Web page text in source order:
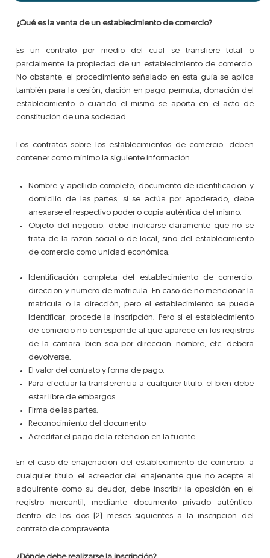
¿Qué es la venta de un establecimiento de comercio?
Es un contrato por medio del cual se transfiere total o
parcialmente la propiedad de un establecimiento de comercio.
No obstante, el procedimiento señalado en esta guía se aplica
también para la cesión, dación en pago, permuta, donación del
establecimiento o cuando el mismo se aporta en el acto de
constitución de una sociedad.
Los contratos sobre los establecimientos de comercio, deben
contener como mínimo la siguiente información:
Nombre y apellido completo, documento de identificación y
domicilio de las partes, si se actúa por apoderado, debe
anexarse el respectivo poder o copia auténtica del mismo.
Objeto del negocio, debe indicarse claramente que no se
trata de la razón social o de local, sino del establecimiento
de comercio como unidad económica.
Identificación completa del establecimiento de comercio,
dirección y número de matrícula. En caso de no mencionar la
matrícula o la dirección, pero el establecimiento se puede
identificar, procede la inscripción. Pero si el establecimiento
de comercio no corresponde al que aparece en los registros
de la cámara, bien sea por dirección, nombre, etc, deberá
devolverse.
El valor del contrato y forma de pago.
Para efectuar la transferencia a cualquier título, el bien debe
estar libre de embargos.
Firma de las partes.
Reconocimiento del documento
Acreditar el pago de la retención en la fuente
En el caso de enajenación del establecimiento de comercio, a
cualquier título, el acreedor del enajenante que no acepte al
adquirente como su deudor, debe inscribir la oposición en el
registro mercantil, mediante documento privado auténtico,
dentro de los dos (2) meses siguientes a la inscripción del
contrato de compraventa.